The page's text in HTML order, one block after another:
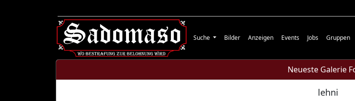
Suche Bilder Anzeigen Events Jobs Gruppen
Neueste Galerie
lehni